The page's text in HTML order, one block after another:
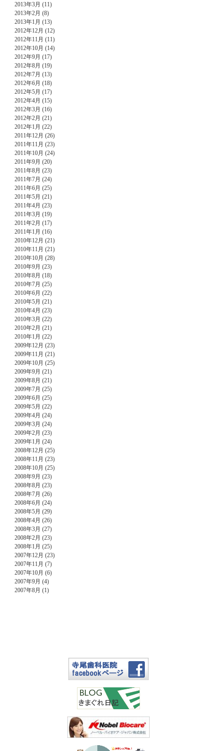
2013年3月 (11)
2013年2月 (8)
2013年1月 (13)
2012年12月 (12)
2012年11月 (11)
2012年10月 (14)
2012年9月 (17)
2012年8月 (19)
2012年7月 (13)
2012年6月 (18)
2012年5月 (17)
2012年4月 (15)
2012年3月 (16)
2012年2月 (21)
2012年1月 (22)
2011年12月 (26)
2011年11月 (23)
2011年10月 (24)
2011年9月 (20)
2011年8月 (23)
2011年7月 (24)
2011年6月 (25)
2011年5月 (21)
2011年4月 (23)
2011年3月 (19)
2011年2月 (17)
2011年1月 (16)
2010年12月 (21)
2010年11月 (21)
2010年10月 (28)
2010年9月 (23)
2010年8月 (18)
2010年7月 (25)
2010年6月 (22)
2010年5月 (21)
2010年4月 (23)
2010年3月 (22)
2010年2月 (21)
2010年1月 (22)
2009年12月 (23)
2009年11月 (21)
2009年10月 (25)
2009年9月 (21)
2009年8月 (21)
2009年7月 (25)
2009年6月 (25)
2009年5月 (22)
2009年4月 (24)
2009年3月 (24)
2009年2月 (23)
2009年1月 (24)
2008年12月 (25)
2008年11月 (23)
2008年10月 (25)
2008年9月 (23)
2008年8月 (23)
2008年7月 (26)
2008年6月 (24)
2008年5月 (29)
2008年4月 (26)
2008年3月 (27)
2008年2月 (23)
2008年1月 (25)
2007年12月 (23)
2007年11月 (7)
2007年10月 (6)
2007年9月 (4)
2007年8月 (1)